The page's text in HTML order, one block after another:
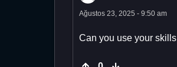
Ağustos 23, 2025 - 9:50 am
Can you use your